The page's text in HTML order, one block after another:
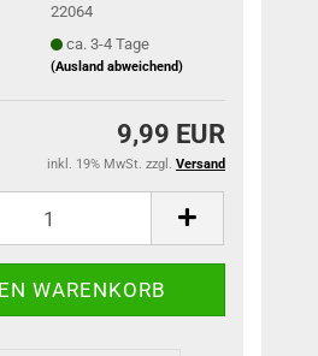
22064
ca. 3-4 Tage
(Ausland abweichend)
9,99 EUR
inkl. 19% MwSt. zzgl. Versand